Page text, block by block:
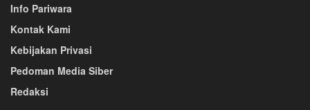
Info Pariwara
Kontak Kami
Kebijakan Privasi
Pedoman Media Siber
Redaksi